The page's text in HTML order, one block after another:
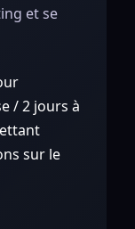
et se
/ 2 jours à
sur le